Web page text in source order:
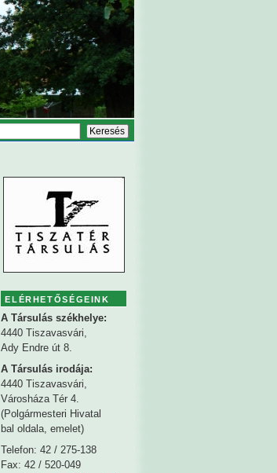
ELÉRHETŐSÉGEINK
A Társulás székhelye:
4440 Tiszavasvári,
Ady Endre út 8.
A Társulás irodája:
4440 Tiszavasvári,
Városháza Tér 4.
(Polgármesteri Hivatal
bal oldala, emelet)
Telefon: 42 / 275-138
Fax: 42 / 520-049